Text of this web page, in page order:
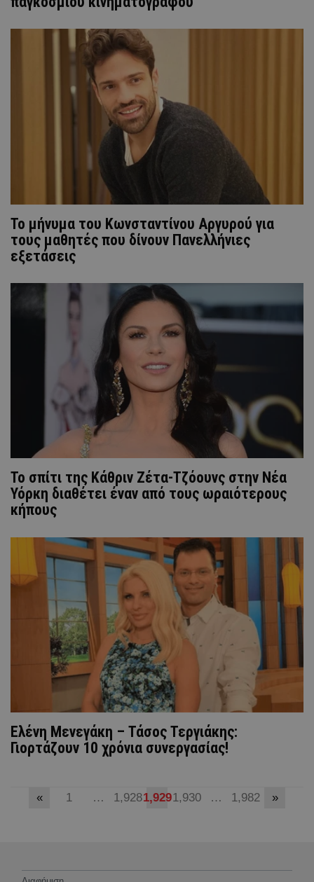
Το μήνυμα του Κωνσταντίνου Αργυρού για
τους μαθητές που δίνουν Πανελλήνιες
εξετάσεις
Το σπίτι της Κάθριν Ζέτα-Τζόουνς στην Νέα
Υόρκη διαθέτει έναν από τους ωραιότερους
κήπους
Ελένη Μενεγάκη – Τάσος Τεργιάκης:
Γιορτάζουν 10 χρόνια συνεργασίας!
« 1 … 1,9281,9291,930 … 1,982 »